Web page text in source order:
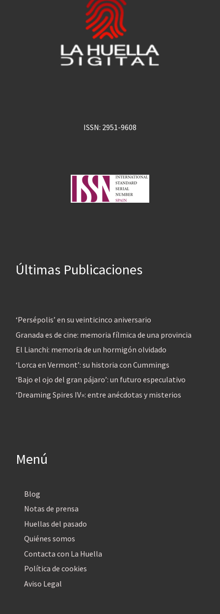
ISSN: 2951-9608
Últimas Publicaciones
‘Persépolis’ en su veinticinco aniversario
Granada es de cine: memoria fílmica de una provincia
El Lianchi: memoria de un hormigón olvidado
‘Lorca en Vermont’: su historia con Cummings
‘Bajo el ojo del gran pájaro’: un futuro especulativo
‘Dreaming Spires IV»: entre anécdotas y misterios
Menú
Blog
Notas de prensa
Huellas del pasado
Quiénes somos
Contacta con La Huella
Política de cookies
Aviso Legal